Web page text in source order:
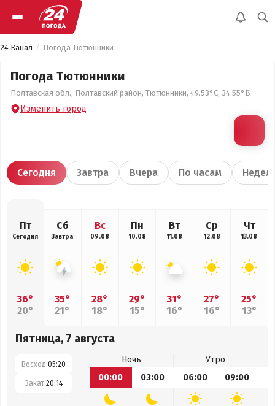
24 Канал Погода Тютюнники
Погода Тютюнники
Полтавская обл., Полтавский район, Тютюнники, 49.53°С, 34.55°В
Изменить город
Сегодня Завтра Вчера По часам
Пт
Сегодня
36°
20°
Сб
Завтра
35°
21°
Вс
09.08
28°
18°
Пн
10.08
29°
15°
Вт
11.08
31°
16°
Ср
12.08
27°
16°
Чт
13.08
25°
13°
Пятница, 7 августа
Восход:05:20
Закат:20:14
Ночь
Утро
00:00
03:00 06:00 09:00